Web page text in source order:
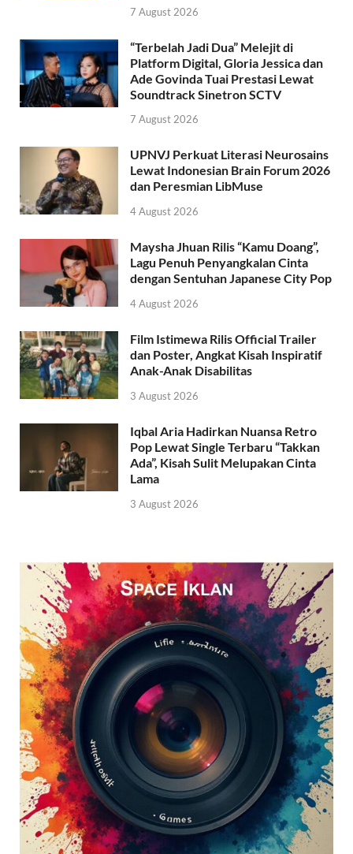
7 August 2026
“Terbelah Jadi Dua” Melejit di
Platform Digital, Gloria Jessica dan
Ade Govinda Tuai Prestasi Lewat
Soundtrack Sinetron SCTV
7 August 2026
UPNVJ Perkuat Literasi Neurosains
Lewat Indonesian Brain Forum 2026
dan Peresmian LibMuse
4 August 2026
Maysha Jhuan Rilis “Kamu Doang”,
Lagu Penuh Penyangkalan Cinta
dengan Sentuhan Japanese City Pop
4 August 2026
Film Istimewa Rilis Official Trailer
dan Poster, Angkat Kisah Inspiratif
Anak-Anak Disabilitas
3 August 2026
Iqbal Aria Hadirkan Nuansa Retro
Pop Lewat Single Terbaru “Takkan
Ada”, Kisah Sulit Melupakan Cinta
Lama
3 August 2026